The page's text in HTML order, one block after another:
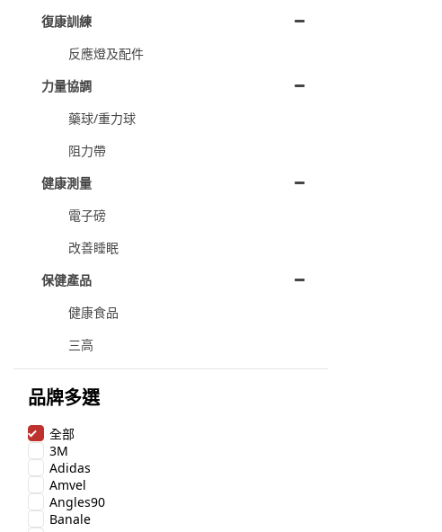
復康訓練
反應燈及配件
力量協調
藥球/重力球
阻力帶
健康測量
電子磅
改善睡眠
保健產品
健康食品
三高
品牌多選
全部
3M
Adidas
Amvel
Angles90
Banale